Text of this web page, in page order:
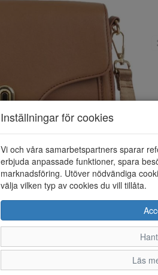
Inställningar för cookies
Vi och våra samarbetspartners sparar
erbjuda anpassade funktioner, spara
marknadsföring. Utöver nödvändiga
välja vilken typ av cookies du vill tillåta.
Läs